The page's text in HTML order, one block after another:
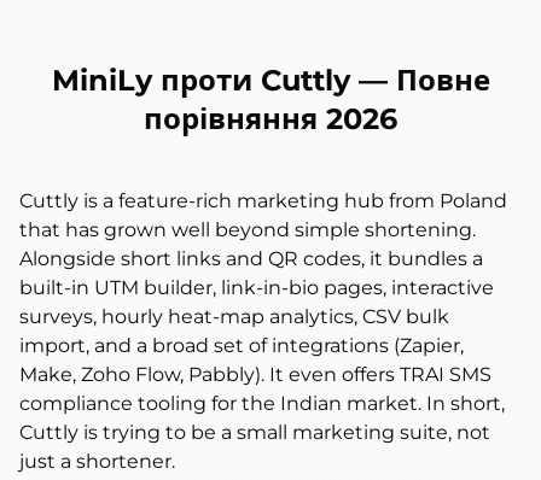
MiniLy проти Cuttly — Повне
порівняння 2026
Cuttly is a feature-rich marketing hub from Poland
that has grown well beyond simple shortening.
Alongside short links and QR codes, it bundles a
built-in UTM builder, link-in-bio pages, interactive
surveys, hourly heat-map analytics, CSV bulk
import, and a broad set of integrations (Zapier,
Make, Zoho Flow, Pabbly). It even offers TRAI SMS
compliance tooling for the Indian market. In short,
Cuttly is trying to be a small marketing suite, not
just a shortener.